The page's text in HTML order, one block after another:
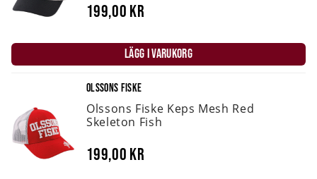
199,00 kr
LÄGG I VARUKORG
OLSSONS FISKE
Olssons Fiske Keps Mesh Red
Skeleton Fish
199,00 kr